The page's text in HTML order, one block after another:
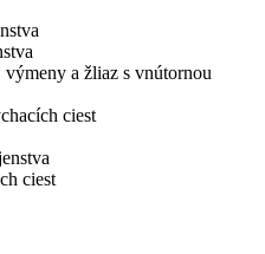
a žliaz s vnútornou
ciest
ciest